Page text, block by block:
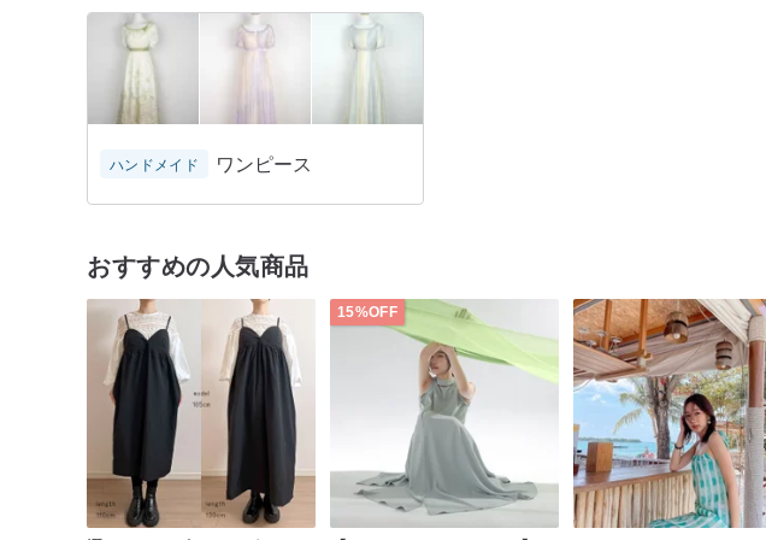
ハンドメイド ワンピース
おすすめの人気商品
15%OFF